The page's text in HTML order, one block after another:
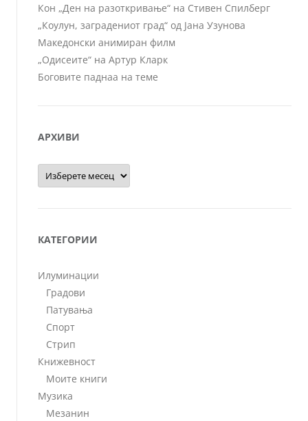
Кон „Ден на разоткривање“ на Стивен Спилберг
„Коулун, заградениот град“ од Јана Узунова
Македонски анимиран филм
„Одисеите“ на Артур Кларк
Боговите паднаа на теме
АРХИВИ
Архиви
КАТЕГОРИИ
Илуминации
Градови
Патувања
Спорт
Стрип
Книжевност
Моите книги
Музика
Мезанин